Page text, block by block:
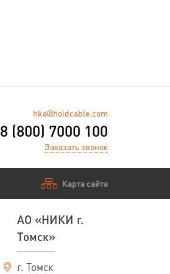
hka@holdcable.com
8 (800) 7000 100
Заказать звонок
Карта сайта
АО «НИКИ г.
Томск»
г. Томск